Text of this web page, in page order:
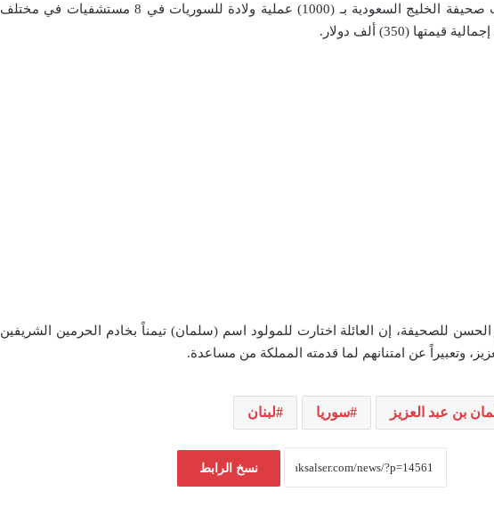
ويتكفّل البرنامج، بحسب صحيفة الخليج السعودية بـ (1000) عملية ولادة للسوريات في 8 مستشفيات في مختلف
(350) ألف دولار.
للصحيفة، إن العائلة اختارت للمولود اسم (سلمان) تيمناً بخادم الحرمين الشريفين
وتعبيراً عن امتنانهم لما قدمته المملكة من مساعدة.
بن عبد العزيز سوريا لبنان
نسخ الرابط